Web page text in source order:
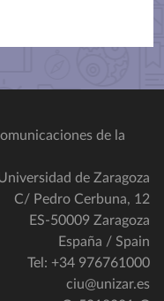
de la
de Zaragoza
C/ Pedro Cerbuna, 12
ES-50009 Zaragoza
España / Spain
Tel: +34 976761000
ciu@unizar.es